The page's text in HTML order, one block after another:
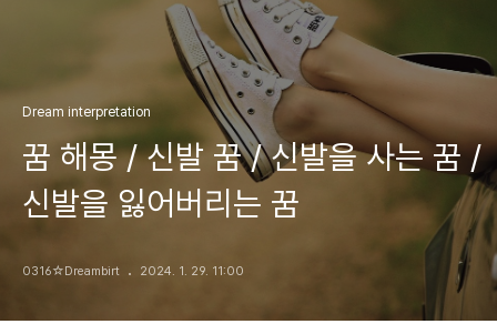
Dream interpretation
꿈 해몽 / 신발 꿈 / 신발을 사는 꿈 /
신발을 잃어버리는 꿈
0316☆Dreambirt 2024. 1. 29. 11:00